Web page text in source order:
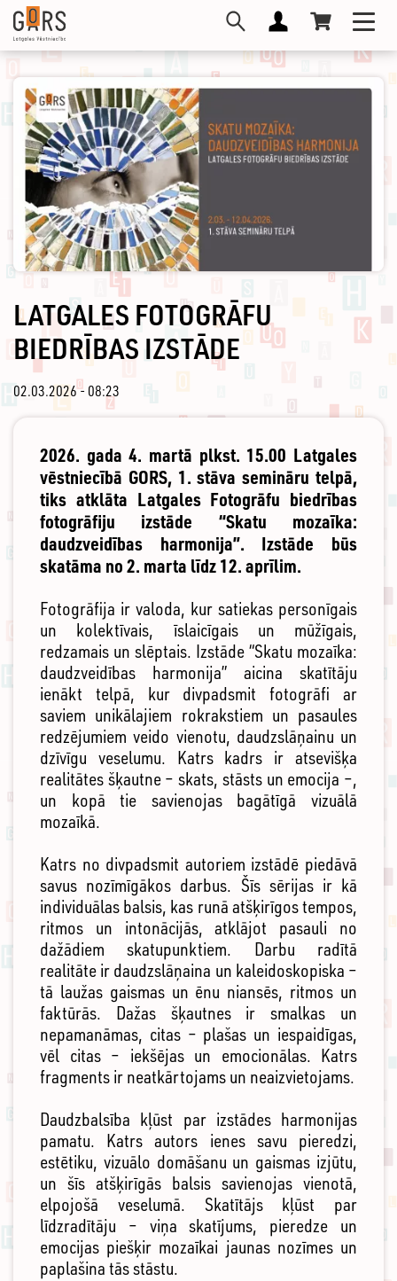
Pārlekt
galveno
saturu
LATGALES FOTOGRĀFU
BIEDRĪBAS IZSTĀDE
02.03.2026 - 08:23
2026. gada 4. martā plkst. 15.00 Latgales
vēstniecībā GORS, 1. stāva semināru telpā,
tiks atklāta Latgales Fotogrāfu biedrības
fotogrāfiju izstāde “Skatu mozaīka:
daudzveidības harmonija”. Izstāde būs
skatāma no 2. marta līdz 12. aprīlim.
Fotogrāfija ir valoda, kur satiekas personīgais
un kolektīvais, īslaicīgais un mūžīgais,
redzamais un slēptais. Izstāde “Skatu mozaīka:
daudzveidības harmonija” aicina skatītāju
ienākt telpā, kur divpadsmit fotogrāfi ar
saviem unikālajiem rokrakstiem un pasaules
redzējumiem veido vienotu, daudzslāņainu un
dzīvīgu veselumu. Katrs kadrs ir atsevišķa
realitātes šķautne – skats, stāsts un emocija –,
un kopā tie savienojas bagātīgā vizuālā
mozaīkā.
Katrs no divpadsmit autoriem izstādē piedāvā
savus nozīmīgākos darbus. Šīs sērijas ir kā
individuālas balsis, kas runā atšķirīgos tempos,
ritmos un intonācijās, atklājot pasauli no
dažādiem skatupunktiem. Darbu radītā
realitāte ir daudzslāņaina un kaleidoskopiska –
tā laužas gaismas un ēnu niansēs, ritmos un
faktūrās. Dažas šķautnes ir smalkas un
nepamanāmas, citas – plašas un iespaidīgas,
vēl citas – iekšējas un emocionālas. Katrs
fragments ir neatkārtojams un neaizvietojams.
Daudzbalsība kļūst par izstādes harmonijas
pamatu. Katrs autors ienes savu pieredzi,
estētiku, vizuālo domāšanu un gaismas izjūtu,
un šīs atšķirīgās balsis savienojas vienotā,
elpojošā veselumā. Skatītājs kļūst par
līdzradītāju – viņa skatījums, pieredze un
emocijas piešķir mozaīkai jaunas nozīmes un
paplašina tās stāstu.